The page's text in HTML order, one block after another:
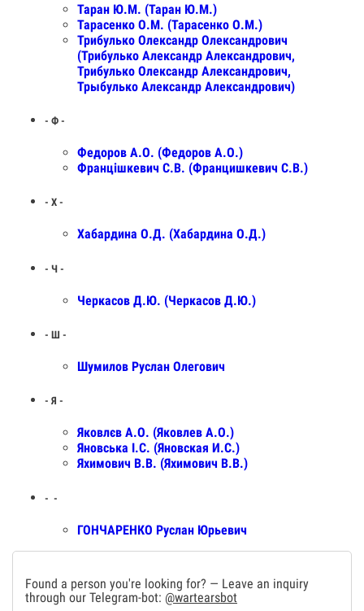
Таран Ю.М. (Таран Ю.М.)
Тарасенко О.М. (Тарасенко О.М.)
Трибулько Олександр Олександрович
(Трибулько Александр Александрович,
Трибулько Олександр Александрович,
Трыбулько Александр Александрович)
- Ф -
Федоров А.О. (Федоров А.О.)
Францішкевич С.В. (Францишкевич С.В.)
- Х -
Хабардина О.Д. (Хабардина О.Д.)
- Ч -
Черкасов Д.Ю. (Черкасов Д.Ю.)
- Ш -
Шумилов Руслан Олегович
- Я -
Яковлєв А.О. (Яковлев А.О.)
Яновська І.С. (Яновская И.С.)
Яхимович В.В. (Яхимович В.В.)
- ️ -
️ГОНЧАРЕНКО Руслан Юрьевич
Found a person you're looking for? — Leave an inquiry
through our Telegram-bot: @wartearsbot